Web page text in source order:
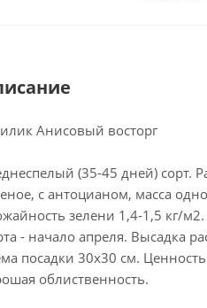
Анисовый восторг
(35-45 дней) сорт.
с антоцианом, масса
зелени 1,4-1,5 кг/
- начало апреля. Высадка
посадки 30х30 см.
облиственность.